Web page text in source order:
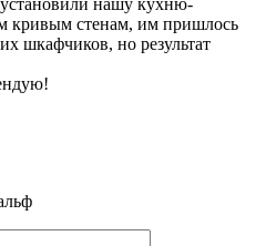
кривым стенам, им пришлось
шкафчиков, но результат